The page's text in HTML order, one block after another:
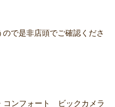
で是非店頭でご確認くださ
コンフォート ビックカメラ